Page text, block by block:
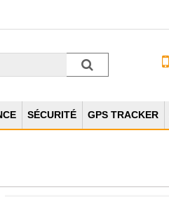
SÉCURITÉ GPS TRACKER